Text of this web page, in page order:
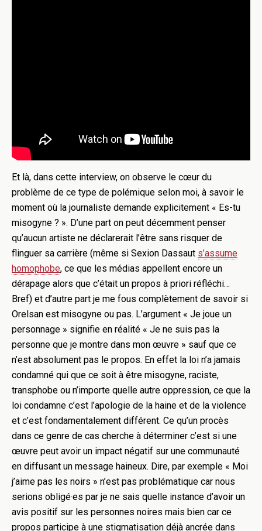
Et là, dans cette interview, on observe le cœur du
problème de ce type de polémique selon moi, à savoir le
moment où la journaliste demande explicitement « Es-tu
misogyne ? ». D’une part on peut décemment penser
qu’aucun artiste ne déclarerait l’être sans risquer de
flinguer sa carrière (même si Sexion Dassaut s’assume
homophobe, ce que les médias appellent encore un
dérapage alors que c’était un propos à priori réfléchi…
Bref) et d’autre part je me fous complètement de savoir si
Orelsan est misogyne ou pas. L’argument « Je joue un
personnage » signifie en réalité « Je ne suis pas la
personne que je montre dans mon œuvre » sauf que ce
n’est absolument pas le propos. En effet la loi n’a jamais
condamné qui que ce soit à être misogyne, raciste,
transphobe ou n’importe quelle autre oppression, ce que la
loi condamne c’est l’apologie de la haine et de la violence
et c’est fondamentalement différent. Ce qu’un procès
dans ce genre de cas cherche à déterminer c’est si une
œuvre peut avoir un impact négatif sur une communauté
en diffusant un message haineux. Dire, par exemple « Moi
j’aime pas les noirs » n’est pas problématique car nous
serions obligé·es par je ne sais quelle instance d’avoir un
avis positif sur les personnes noires mais bien car ce
propos participe à une stigmatisation déjà ancrée dans